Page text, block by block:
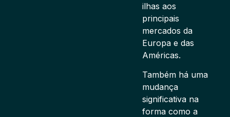
ilhas aos
principais
mercados da
Europa e das
Américas.
Também há uma
mudança
significativa na
forma como a